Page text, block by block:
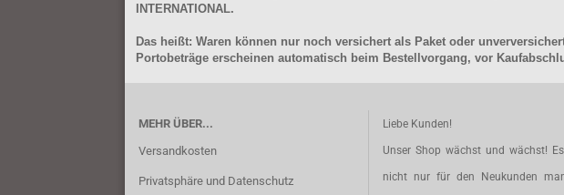
INTERNATIONAL.
Das heißt: Waren können nur noch versichert als Paket oder
Portobeträge erscheinen automatisch beim Bestellvorgang, vor
MEHR ÜBER...
Versandkosten
Privatsphäre und Datenschutz
Liebe Kunden!
Unser Shop wächst und wächst!
nicht nur für den Neukunden